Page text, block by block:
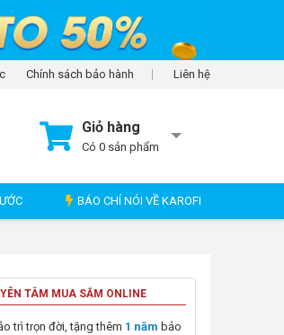
Chính sách bảo hành Liên hệ
Giỏ hàng
Có 0 sản phẩm
BÁO CHÍ NÓI VỀ KAROFI
YÊN TÂM MUA SẮM ONLINE
trì trọn đời, tặng thêm 1 năm bảo